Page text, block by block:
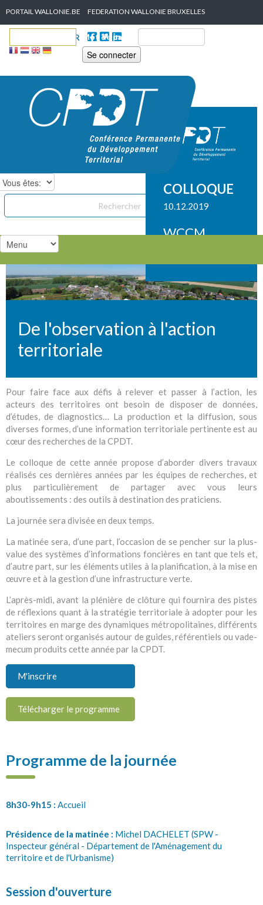
PORTAIL WALLONIE.BE FEDERATION WALLONIE BRUXELLES
Mot de passe
SUIVEZ-NOUS SUR
Formulaire de recherche
Chercher dans ce site
De l'observation à l'action
territoriale
COLLOQUE
10.12.2019
WCCM
Pour faire face aux défis à relever et passer à l’action, les
acteurs des territoires ont besoin de disposer de données,
d’études, de diagnostics… La production et la diffusion, sous
diverses formes, d’une information territoriale pertinente est au
cœur des recherches de la CPDT.
Le colloque de cette année propose d’aborder divers travaux
réalisés ces dernières années par les équipes de recherches, et
plus particulièrement de partager avec vous leurs
aboutissements : des outils à destination des praticiens.
La journée sera divisée en deux temps.
La matinée sera, d’une part, l’occasion de se pencher sur la plus-
value des systèmes d’informations foncières en tant que tels et,
d’autre part, sur les éléments utiles à la planification, à la mise en
œuvre et à la gestion d’une infrastructure verte.
L’après-midi, avant la plénière de clôture qui fournira des pistes
de réflexions quant à la stratégie territoriale à adopter pour les
territoires en marge des dynamiques métropolitaines, différents
ateliers seront organisés autour de guides, référentiels ou vade-
mecum produits cette année par la CPDT.
M'inscrire
Télécharger le programme
Programme de la journée
8h30-9h15 : Accueil
Présidence de la matinée : Michel DACHELET (SPW -
Inspecteur général - Département de l'Aménagement du
territoire et de l'Urbanisme)
Session d'ouverture